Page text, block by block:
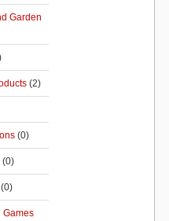
Garden
(2)
(0)
(0)
(0)
Games